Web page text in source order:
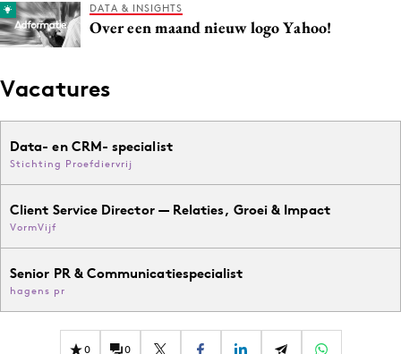
DATA & INSIGHTS
Over een maand nieuw logo Yahoo!
Vacatures
Data- en CRM- specialist
Stichting Proefdiervrij
Client Service Director — Relaties, Groei & Impact
VormVijf
Senior PR & Communicatiespecialist
hagens pr
0 0